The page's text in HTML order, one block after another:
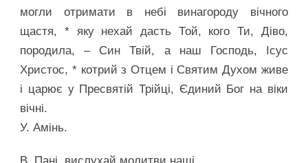
могли отримати в небі винагороду вічного
щастя, * яку нехай дасть Той, кого Ти, Діво,
породила, – Син Твій, а наш Господь, Ісус
Христос, * котрий з Отцем і Святим Духом живе
і царює у Пресвятій Трійці, Єдиний Бог на віки
вічні.
У. Амінь.